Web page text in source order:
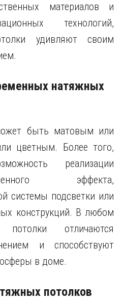
материалов и
технологий,
удивляют своим
натяжных
быть матовым или
цветным. Более того,
реализации
эффекта,
системы подсветки или
конструкций. В любом
отличаются
и способствуют
в доме.
потолков